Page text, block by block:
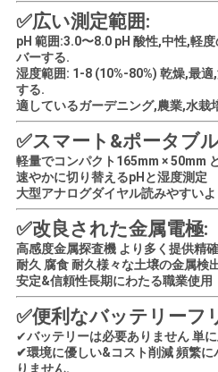
す
べ
て
の
場
合
SITEMAP
PRIVACY
POLICY
✅広い測定範囲:
pH 範囲:3.0〜8.0 pH 酸性,中性,軽
バーする.
湿度範囲: 1-8 (10%-80%) 乾燥,最
する.
適しているガーデニング,農業,水栽
✅スマート&ポータブ
軽量でコンパクト 165mm × 50mm
速やかに切り替えるpHと湿度測定
大型アナログダイヤル読みやすい
✅改良された金属電極:
高感度金属探査機 より多く提供精
耐久 腐食 耐久様々な土壌の金属検
安定&信頼性長期にわたる職業使用
✅便利なバッテリーフ
✔バッテリーは必要ありません 単
✔環境に優しい&コスト削減 頻繁
りません.